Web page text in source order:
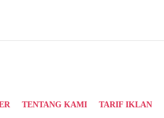
TENTANG KAMI TARIF IKLAN